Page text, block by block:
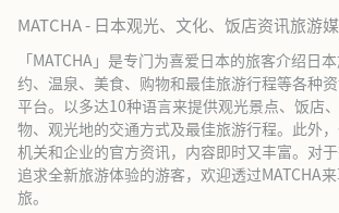
MATCHA - 日本观光、文化、饭店资讯旅游
「MATCHA」是专门为喜爱日本的旅客介绍日
约、温泉、美食、购物和最佳旅游行程等各种
平台。以多达10种语言来提供观光景点、饭店
物、观光地的交通方式及最佳旅游行程。此外
机关和企业的官方资讯，内容即时又丰富。对于
追求全新旅游体验的游客，欢迎透过MATCHA
旅。